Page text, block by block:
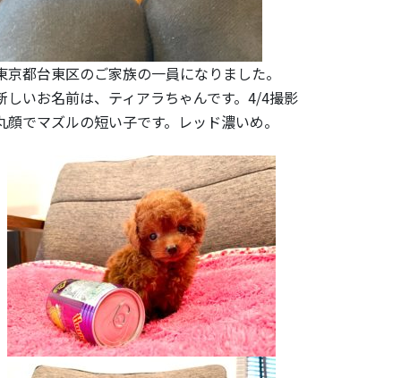
京都台東区のご家族の一員になりました。
しいお名前は、ティアラちゃんです。 4/4撮影
顔でマズルの短い子です。レッド濃いめ。